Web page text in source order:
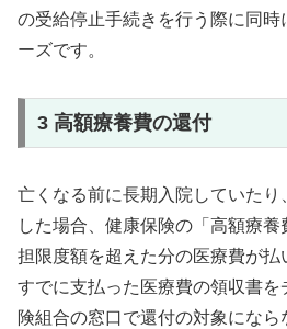
の受給停止手続きを行う際に同時
ーズです。
3 高額療養費の還付
亡くなる前に長期入院していたり
した場合、健康保険の「高額療
担限度額を超えた分の医療費が
すでに支払った医療費の領収書
険組合の窓口で還付の対象になら